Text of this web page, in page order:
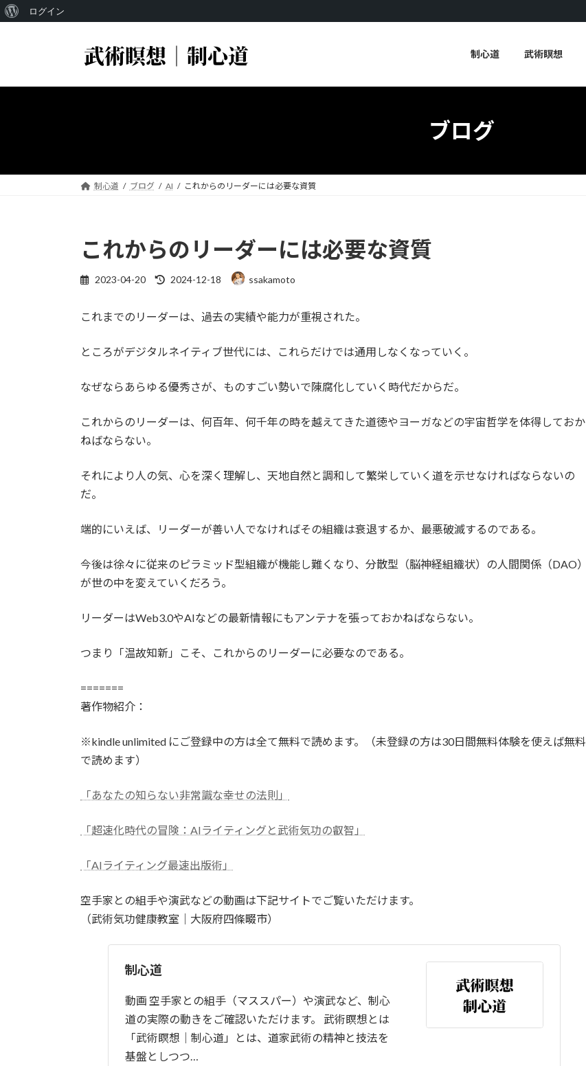
プ
動
WordPress
ログイン
制心道 武術瞑想
ブログ
制心道 ブログ AI これからのリーダーには必要な資質
これからのリーダーには必要な資質
2023-04-20
最
新
時
:
2024-12-18 ssakamoto
これまでのリーダーは、過去の実績や能力が重視された。
ところがデジタルネイティブ世代には、これらだけでは通用しなくなっていく。
なぜならあらゆる優秀さが、ものすごい勢いで陳腐化していく時代だからだ。
これからのリーダーは、何百年、何千年の時を越えてきた道徳やヨーガなどの宇宙哲学を体得しておか
ねばならない。
それにより人の気、心を深く理解し、天地自然と調和して繁栄していく道を示せなければならないの
だ。
端的にいえば、リーダーが善い人でなければその組織は衰退するか、最悪破滅するのである。
今後は徐々に従来のピラミッド型組織が機能し難くなり、分散型（脳神経組織状）の人間関係（DAO）
が世の中を変えていくだろう。
リーダーはWeb3.0やAIなどの最新情報にもアンテナを張っておかねばならない。
つまり「温故知新」こそ、これからのリーダーに必要なのである。
=======
著作物紹介：
※kindle unlimited にご登録中の方は全て無料で読めます。（未登録の方は30日間無料体験を使えば無料
で読めます）
「あなたの知らない非常識な幸せの法則」
「超速化時代の冒険：AIライティングと武術気功の叡智」
「AIライティング最速出版術」
空手家との組手や演武などの動画は下記サイトでご覧いただけます。
（武術気功健康教室｜大阪府四條畷市）
制心道
動画 空手家との組手（マススパー）や演武など、制心
道の実際の動きをご確認いただけます。 武術瞑想とは
「武術瞑想｜制心道」とは、道家武術の精神と技法を
基盤としつつ…